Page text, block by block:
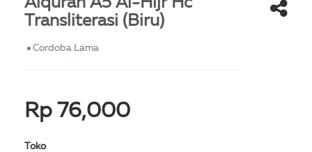
Transliterasi (Biru)
Cordoba Lama
Rp 76,000
Toko